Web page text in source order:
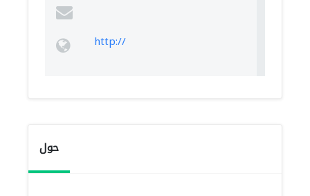
http://
حول